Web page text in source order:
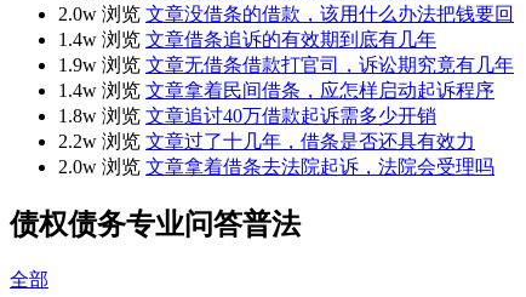
2.0w 浏览 文章没借条的借款，该用什么办法把钱要回
1.4w 浏览 文章借条追诉的有效期到底有几年
1.9w 浏览 文章无借条借款打官司，诉讼期究竟有几年
1.4w 浏览 文章拿着民间借条，应怎样启动起诉程序
1.8w 浏览 文章追讨40万借款起诉需多少开销
2.2w 浏览 文章过了十几年，借条是否还具有效力
2.0w 浏览 文章拿着借条去法院起诉，法院会受理吗
债权债务专业问答普法
全部